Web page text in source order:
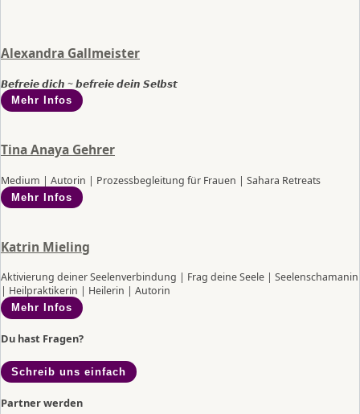
Alexandra Gallmeister
𝘽𝙚𝙛𝙧𝙚𝙞𝙚 𝙙𝙞𝙘𝙝 ~ 𝙗𝙚𝙛𝙧𝙚𝙞𝙚 𝙙𝙚𝙞𝙣 𝙎𝙚𝙡𝙗𝙨𝙩
Mehr Infos
Tina Anaya Gehrer
Medium | Autorin | Prozessbegleitung für Frauen | Sahara Retreats
Mehr Infos
Katrin Mieling
Aktivierung deiner Seelenverbindung | Frag deine Seele | Seelenschamanin
| Heilpraktikerin | Heilerin | Autorin
Mehr Infos
Du hast Fragen?
Schreib uns einfach
Partner werden